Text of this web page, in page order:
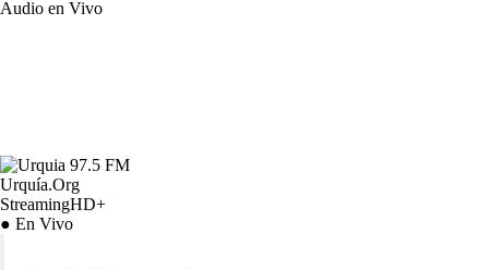
Audio en Vivo
Urquía.Org
StreamingHD+
● En Vivo